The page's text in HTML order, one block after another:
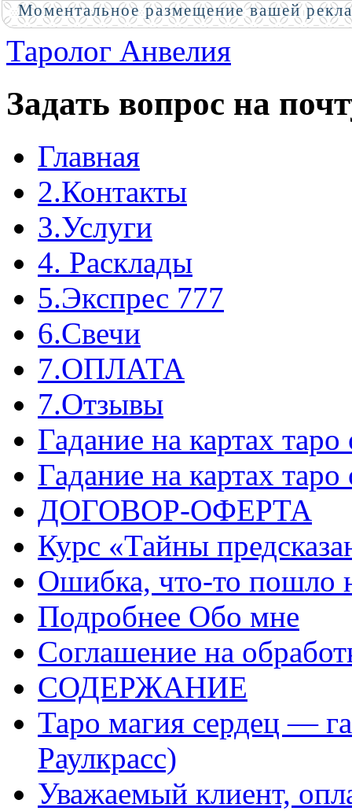
Таролог Анвелия
Задать вопрос на
Главная
2.Контакты
3.Услуги
4. Расклады
5.Экспрес 777
6.Свечи
7.ОПЛАТА
7.Отзывы
Гадание на картах
Гадание на картах
ДОГОВОР-ОФЕРТА
Курс «Тайны
Ошибка, что-то пошло
Подробнее Обо мне
Соглашение на
СОДЕРЖАНИЕ
Таро магия сердец —
Раулкрасс)
Уважаемый клиент,
Моментальное размещение вашей